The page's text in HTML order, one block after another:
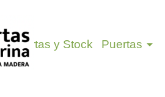
Ofertas y Stock Puertas arrow_drop_down